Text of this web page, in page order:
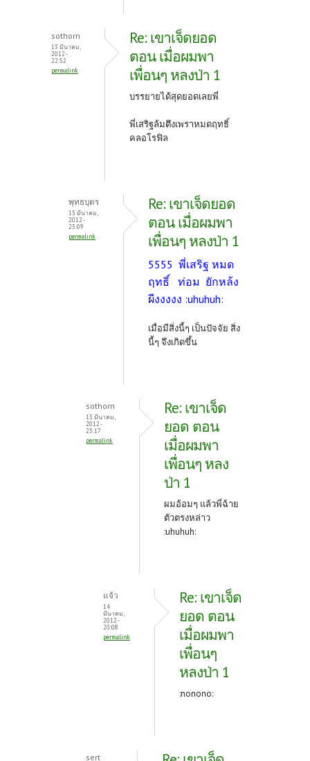
sothorn
13 มีนาคม,
2012 -
22:52
permalink
Re: เขาเจ็ดยอด
ตอน เมื่อผมพา
เพื่อนๆ หลงป่า 1
บรรยายได้สุดยอดเลยพี่
พี่เสริฐล้มตึงเพราหมดฤทธิ์
คลอโรฟิล
พุทธบุตร
13 มีนาคม,
2012 -
23:09
permalink
Re: เขาเจ็ดยอด
ตอน เมื่อผมพา
เพื่อนๆ หลงป่า 1
5555 พี่เสริฐ หมด
ฤทธิ์ ท่อม ยักหล้ง
ผีงงงงง :uhuhuh:
เมื่อมีสิ่งนี้ๆ เป็นปัจจัย สิ่ง
นี้ๆ จึงเกิดขึ้น
sothorn
13 มีนาคม,
2012 -
23:17
permalink
Re: เขาเจ็ด
ยอด ตอน
เมื่อผมพา
เพื่อนๆ หลง
ป่า 1
ผมอ้อมๆ แล้วพี่ฉ้าย
ตัวตรงหล่าว
:uhuhuh:
แจ้ว
14
มีนาคม,
2012 -
20:08
permalink
Re: เขาเจ็ด
ยอด ตอน
เมื่อผมพา
เพื่อนๆ
หลงป่า 1
:nonono:
sert